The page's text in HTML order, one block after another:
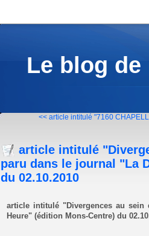
Le blog
<< article intitulé "7160
article intitulé
paru dans le journal "La
du 02.10.2010
article intitulé "Divergences au sein
Heure" (édition Mons-Centre) du